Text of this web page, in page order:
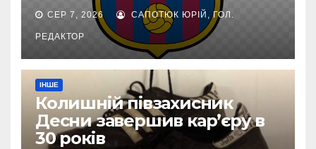
СЕР 7, 2026 САПОТЮК ЮРІЙ, ГОЛ.
РЕДАКТОР
ІНШЕ
Колишній півзахисник
Десни завершив кар’єру в
30 років